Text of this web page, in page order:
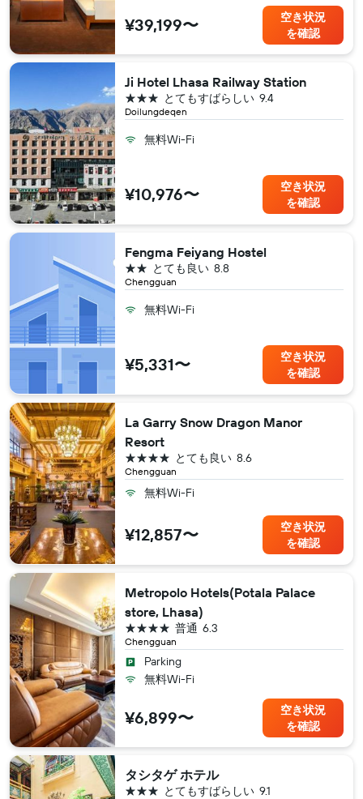
¥39,199〜
空き状況
を確認
Ji Hotel Lhasa Railway Station
Doilungdeqen
9.4
とてもすばらしい
3つ星
無料Wi-Fi
¥10,976〜
空き状況
を確認
Fengma Feiyang Hostel
Chengguan
8.8
とても良い
2つ星
無料Wi-Fi
¥5,331〜
空き状況
を確認
La Garry Snow Dragon Manor
Resort
Chengguan
8.6
とても良い
4つ星
無料Wi-Fi
¥12,857〜
空き状況
を確認
Metropolo Hotels(Potala Palace
store, Lhasa)
Chengguan
6.3
普通
4つ星
Parking
無料Wi-Fi
¥6,899〜
空き状況
を確認
タシタゲ ホテル
9.1
とてもすばらしい
3つ星